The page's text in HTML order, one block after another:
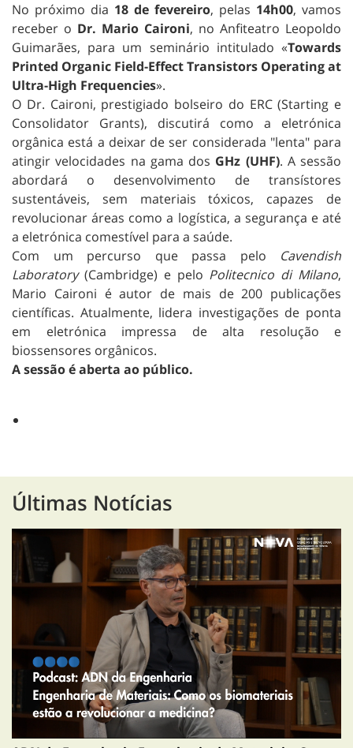
No próximo dia 18 de fevereiro, pelas 14h00, vamos
receber o Dr. Mario Caironi, no Anfiteatro Leopoldo
Guimarães, para um seminário intitulado «Towards
Printed Organic Field-Effect Transistors Operating at
Ultra-High Frequencies».
O Dr. Caironi, prestigiado bolseiro do ERC (Starting e
Consolidator Grants), discutirá como a eletrónica
orgânica está a deixar de ser considerada "lenta" para
atingir velocidades na gama dos GHz (UHF). A sessão
abordará o desenvolvimento de transístores
sustentáveis, sem materiais tóxicos, capazes de
revolucionar áreas como a logística, a segurança e até
a eletrónica comestível para a saúde.
Com um percurso que passa pelo Cavendish
Laboratory(Cambridge) e pelo Politecnico di Milano,
Mario Caironi é autor de mais de 200 publicações
científicas. Atualmente, lidera investigações de ponta
em eletrónica impressa de alta resolução e
biossensores orgânicos.
A sessão é aberta ao público.
Últimas Notícias